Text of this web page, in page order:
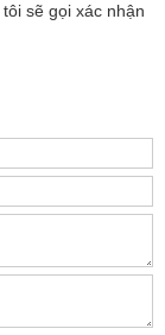
sẽ gọi xác nhận